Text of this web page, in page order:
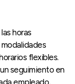
horas
flexibles.
seguimiento en
empleado,